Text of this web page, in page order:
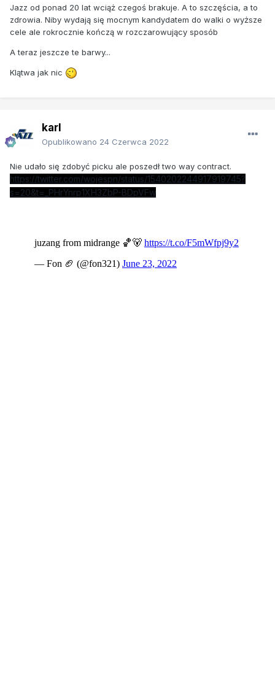
Jazz od ponad 20 lat wciąż czegoś brakuje. A to szczęścia, a to
zdrowia. Niby wydają się mocnym kandydatem do walki o wyższe
cele ale rokrocznie kończą w rozczarowujący sposób
A teraz jeszcze te barwy...
Klątwa jak nic
karl
Opublikowano 24 Czerwca 2022
Nie udało się zdobyć picku ale poszedł two way contract.
https://twitter.com/wojespn/status/1540202244917919745?
s=20&t=_PHrYnrp1XH3ZbP-BDpVFw